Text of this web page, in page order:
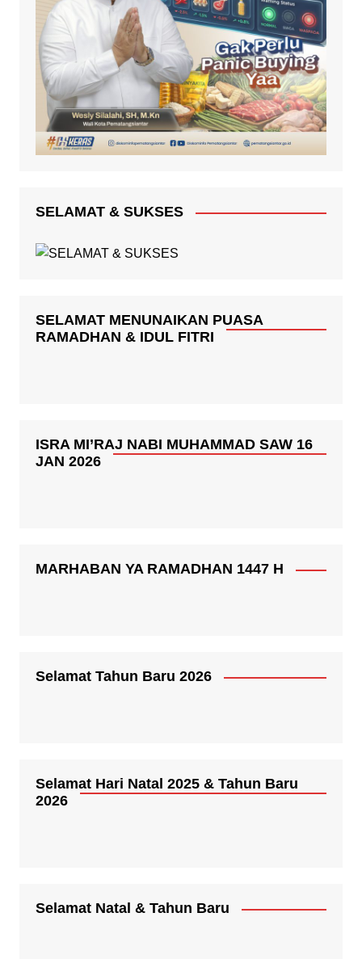
SELAMAT & SUKSES
SELAMAT MENUNAIKAN PUASA
RAMADHAN & IDUL FITRI
ISRA MI’RAJ NABI MUHAMMAD SAW 16
JAN 2026
MARHABAN YA RAMADHAN 1447 H
Selamat Tahun Baru 2026
Selamat Hari Natal 2025 & Tahun Baru
2026
Selamat Natal & Tahun Baru